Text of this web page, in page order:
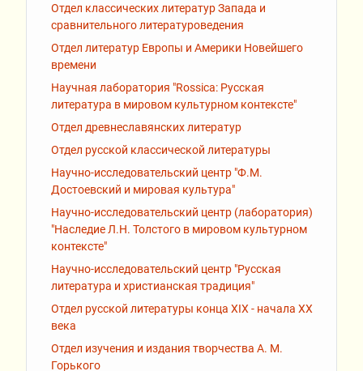
Отдел классических литератур Запада и
сравнительного литературоведения
Отдел литератур Европы и Америки Новейшего
времени
Научная лаборатория "Rossiсa: Русская
литература в мировом культурном контексте"
Отдел древнеславянских литератур
Отдел русской классической литературы
Научно-исследовательский центр "Ф.М.
Достоевский и мировая культура"
Научно-исследовательский центр (лаборатория)
"Наследие Л.Н. Толстого в мировом культурном
контексте"
Научно-исследовательский центр "Русская
литература и христианская традиция"
Отдел русской литературы конца XIX - начала XX
века
Отдел изучения и издания творчества А. М.
Горького